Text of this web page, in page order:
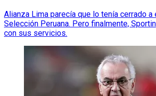
Alianza Lima parecía que lo tenía cerrado a
Selección Peruana. Pero finalmente,
con sus servicios.